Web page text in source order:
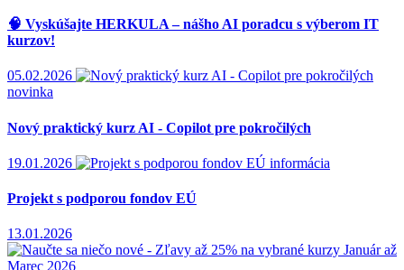
🧠 Vyskúšajte HERKULA – nášho AI poradcu s výberom IT
kurzov!
05.02.2026
novinka
Nový praktický kurz AI - Copilot pre pokročilých
19.01.2026 informácia
Projekt s podporou fondov EÚ
13.01.2026